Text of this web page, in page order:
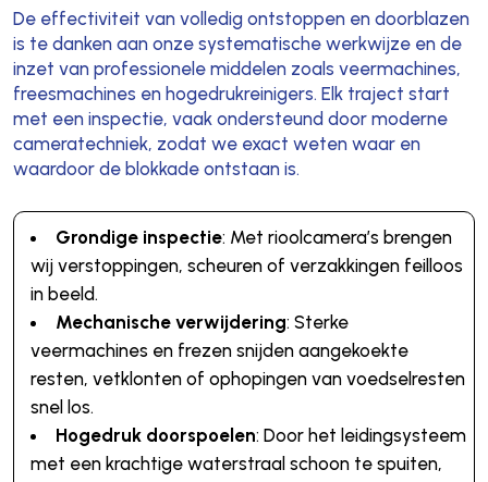
De effectiviteit van volledig ontstoppen en doorblazen
is te danken aan onze systematische werkwijze en de
inzet van professionele middelen zoals veermachines,
freesmachines en hogedrukreinigers. Elk traject start
met een inspectie, vaak ondersteund door moderne
cameratechniek, zodat we exact weten waar en
waardoor de blokkade ontstaan is.
Grondige inspectie: Met rioolcamera’s brengen
wij verstoppingen, scheuren of verzakkingen feilloos
in beeld.
Mechanische verwijdering: Sterke
veermachines en frezen snijden aangekoekte
resten, vetklonten of ophopingen van voedselresten
snel los.
Hogedruk doorspoelen: Door het leidingsysteem
met een krachtige waterstraal schoon te spuiten,